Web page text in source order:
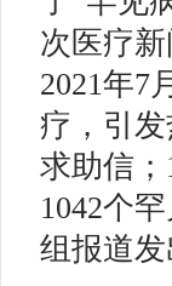
次医疗
2021年7
疗，引
求助信
1042个
组报道